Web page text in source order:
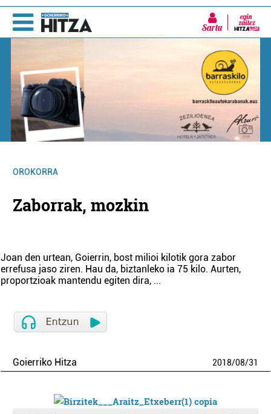
Sartu
OROKORRA
Zaborrak, mozkin
Joan den urtean, Goierrin, bost milioi kilotik gora zabor
errefusa jaso ziren. Hau da, biztanleko ia 75 kilo. Aurten,
proportzioak mantendu egiten dira, ...
Goierriko Hitza 2018/08/31